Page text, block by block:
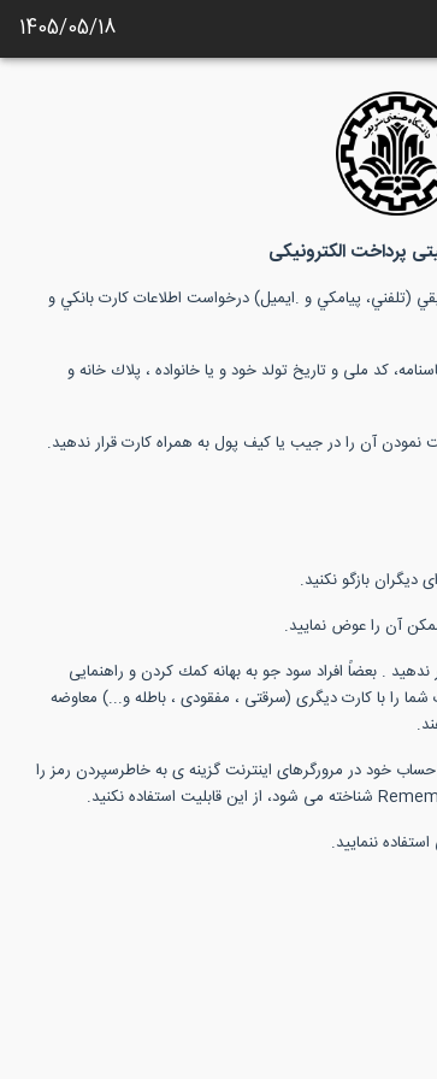
1405/05/18
پرداخت الکترونیکی
(تلفني، پيامكي و .ايميل) درخواست اطلاعات كارت بانكي و
کد ملی و تاریخ تولد خود و یا خانواده ، پلاك خانه و
آن را در جیب یا كیف پول به همراه كارت قرار ندهید.
بازگو نكنید.
آن را عوض نمایید.
. بعضاً افراد سود جو به بهانه كمك كردن و راهنمایی
را با كارت دیگری (سرقتی ، مفقودی ، باطله و...) معاوضه
خود در مرورگرهای اینترنت گزینه ی به خاطرسپردن رمز را
ننمایید.